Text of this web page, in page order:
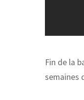
Fin de la
semaines